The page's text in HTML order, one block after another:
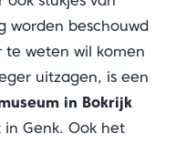
worden beschouwd
te weten wil komen
uitzagen, is een
in Bokrijk
Genk. Ook het